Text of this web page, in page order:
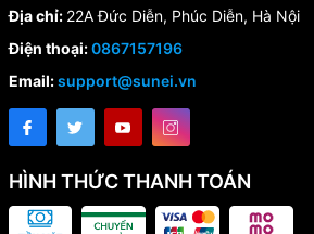
Địa chỉ: 22A Đức Diễn, Phúc Diễn, Hà Nội
Điện thoại:0867157196
Email:support@sunei.vn
HÌNH THỨC THANH TOÁN